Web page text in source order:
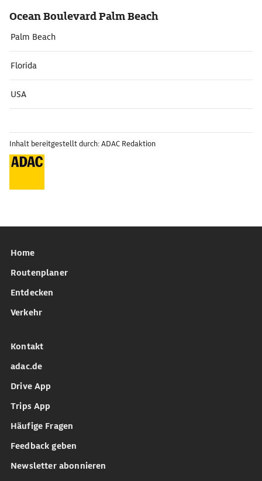
Ocean Boulevard Palm Beach
Palm Beach
Florida
USA
Inhalt bereitgestellt durch: ADAC Redaktion
Home
Routenplaner
Entdecken
Verkehr
Kontakt
adac.de
Drive App
Trips App
Häufige Fragen
Feedback geben
Newsletter abonnieren